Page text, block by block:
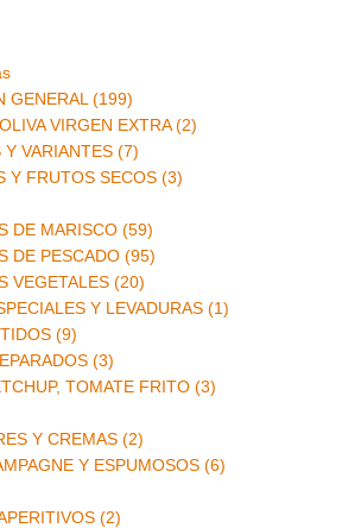
GENERAL (199)
VIRGEN EXTRA (2)
Y VARIANTES (7)
Y FRUTOS SECOS (3)
DE MARISCO (59)
DE PESCADO (95)
VEGETALES (20)
Y LEVADURAS (1)
(9)
(3)
TOMATE FRITO (3)
Y CREMAS (2)
Y ESPUMOSOS (6)
(2)